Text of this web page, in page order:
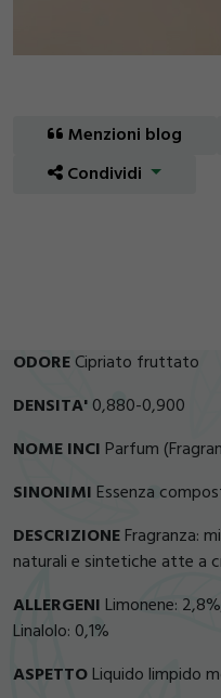
Menzioni blog
Condividi
ODORECipriato fruttato
DENSITA'0,880-0,900
NOME INCI Parfum
SINONIMI Essenza
DESCRIZIONEFragranza:
naturali e sintetiche atte a
ALLERGENI Limonene:
Linalolo: 0,1%
ASPETTOLiquido limpido